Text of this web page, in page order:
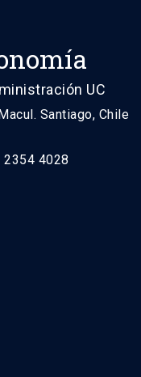
UC
Santiago, Chile
4028